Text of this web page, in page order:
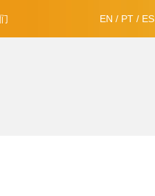
EN / PT / ES